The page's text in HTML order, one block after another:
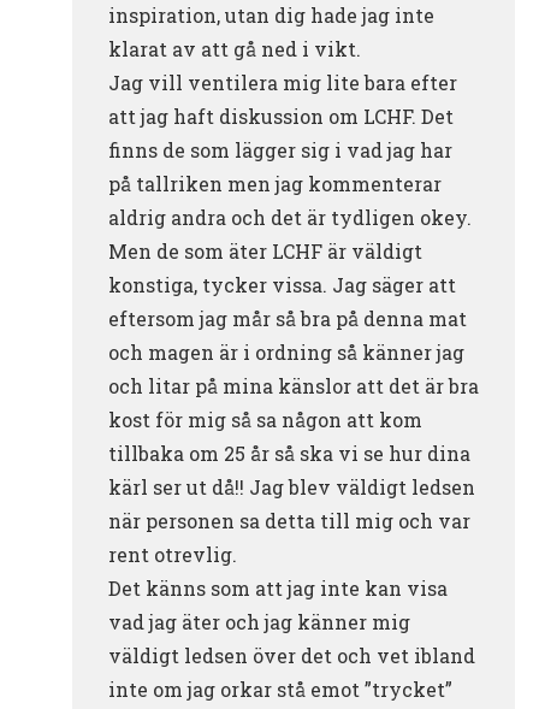
inspiration, utan dig hade jag inte
klarat av att gå ned i vikt.
Jag vill ventilera mig lite bara efter
att jag haft diskussion om LCHF. Det
finns de som lägger sig i vad jag har
på tallriken men jag kommenterar
aldrig andra och det är tydligen okey.
Men de som äter LCHF är väldigt
konstiga, tycker vissa. Jag säger att
eftersom jag mår så bra på denna mat
och magen är i ordning så känner jag
och litar på mina känslor att det är bra
kost för mig så sa någon att kom
tillbaka om 25 år så ska vi se hur dina
kärl ser ut då!! Jag blev väldigt ledsen
när personen sa detta till mig och var
rent otrevlig.
Det känns som att jag inte kan visa
vad jag äter och jag känner mig
väldigt ledsen över det och vet ibland
inte om jag orkar stå emot ”trycket”